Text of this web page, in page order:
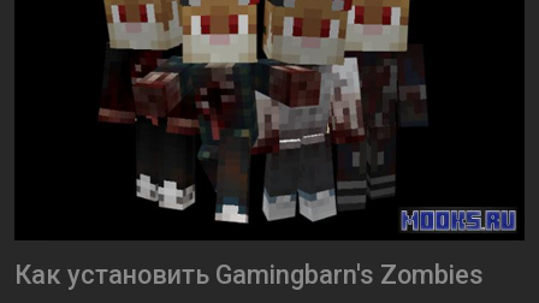
Как установить Gamingbarn's Zombies